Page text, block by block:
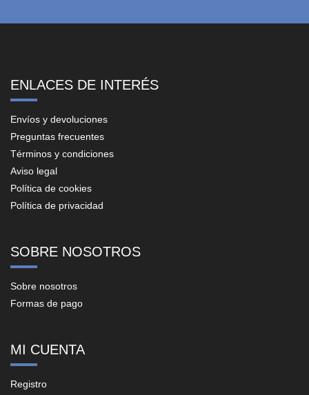
ENLACES DE INTERÉS
Envíos y devoluciones
Preguntas frecuentes
Términos y condiciones
Aviso legal
Política de cookies
Política de privacidad
SOBRE NOSOTROS
Sobre nosotros
Formas de pago
MI CUENTA
Registro